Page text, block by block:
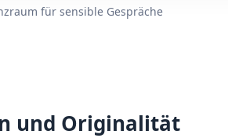
für sensible Gespräche
und Originalität